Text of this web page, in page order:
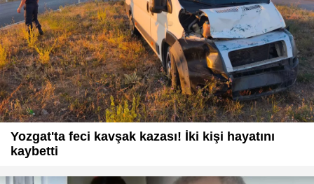
Yozgat'ta feci kavşak kazası! İki kişi hayatını
kaybetti